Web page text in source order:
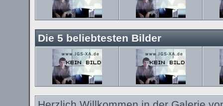
Die 5 beliebtesten Bilder